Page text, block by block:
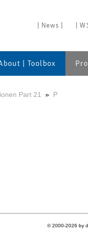
| News | |
| Toolbox
Part 21 » P
© 2000-2026 by